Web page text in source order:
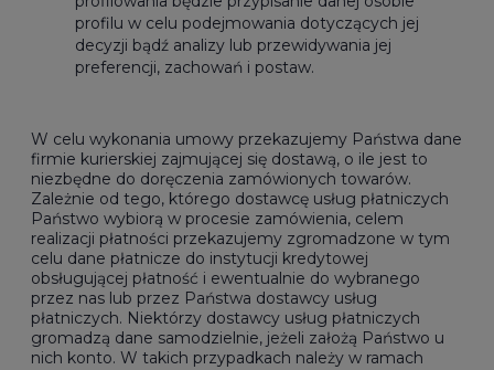
profilu w celu podejmowania dotyczących jej
decyzji bądź analizy lub przewidywania jej
preferencji, zachowań i postaw.
W celu wykonania umowy przekazujemy Państwa dane
firmie kurierskiej zajmującej się dostawą, o ile jest to
niezbędne do doręczenia zamówionych towarów.
Zależnie od tego, którego dostawcę usług płatniczych
Państwo wybiorą w procesie zamówienia, celem
realizacji płatności przekazujemy zgromadzone w tym
celu dane płatnicze do instytucji kredytowej
obsługującej płatność i ewentualnie do wybranego
przez nas lub przez Państwa dostawcy usług
płatniczych. Niektórzy dostawcy usług płatniczych
gromadzą dane samodzielnie, jeżeli założą Państwo u
nich konto. W takich przypadkach należy w ramach